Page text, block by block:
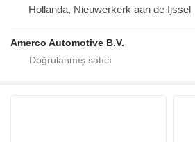
Hollanda, Nieuwerkerk aan de Ijssel
Amerco Automotive B.V.